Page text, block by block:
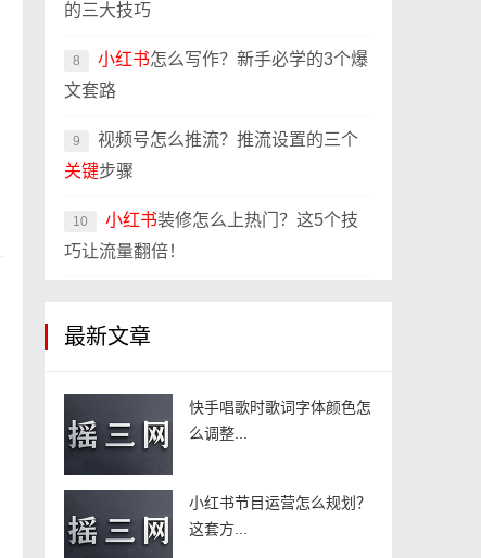
的三大技巧
8 小红书怎么写作？新手必学的3个爆
文套路
9
视频号怎么推流？推流设置的三个
关键步骤
10 小红书装修怎么上热门？这5个技
巧让流量翻倍！
最新文章
快手唱歌时歌词字体颜色怎
么调整...
小红书节目运营怎么规划？
这套方...